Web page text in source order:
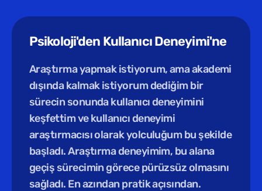
Psikoloji'den Kullanıcı Deneyimi'ne
Araştırma yapmak istiyorum, ama akademi
dışında kalmak istiyorum dediğim bir
sürecin sonunda kullanıcı deneyimini
keşfettim ve kullanıcı deneyimi
araştırmacısı olarak yolculuğum bu şekilde
başladı. Araştırma deneyimim, bu alana
geçiş sürecimin görece pürüzsüz olmasını
sağladı. En azından pratik açısından.